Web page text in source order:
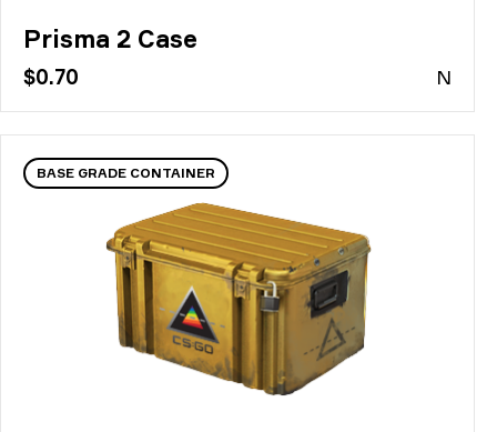
Prisma 2 Case
$0.70 N
BASE GRADE CONTAINER